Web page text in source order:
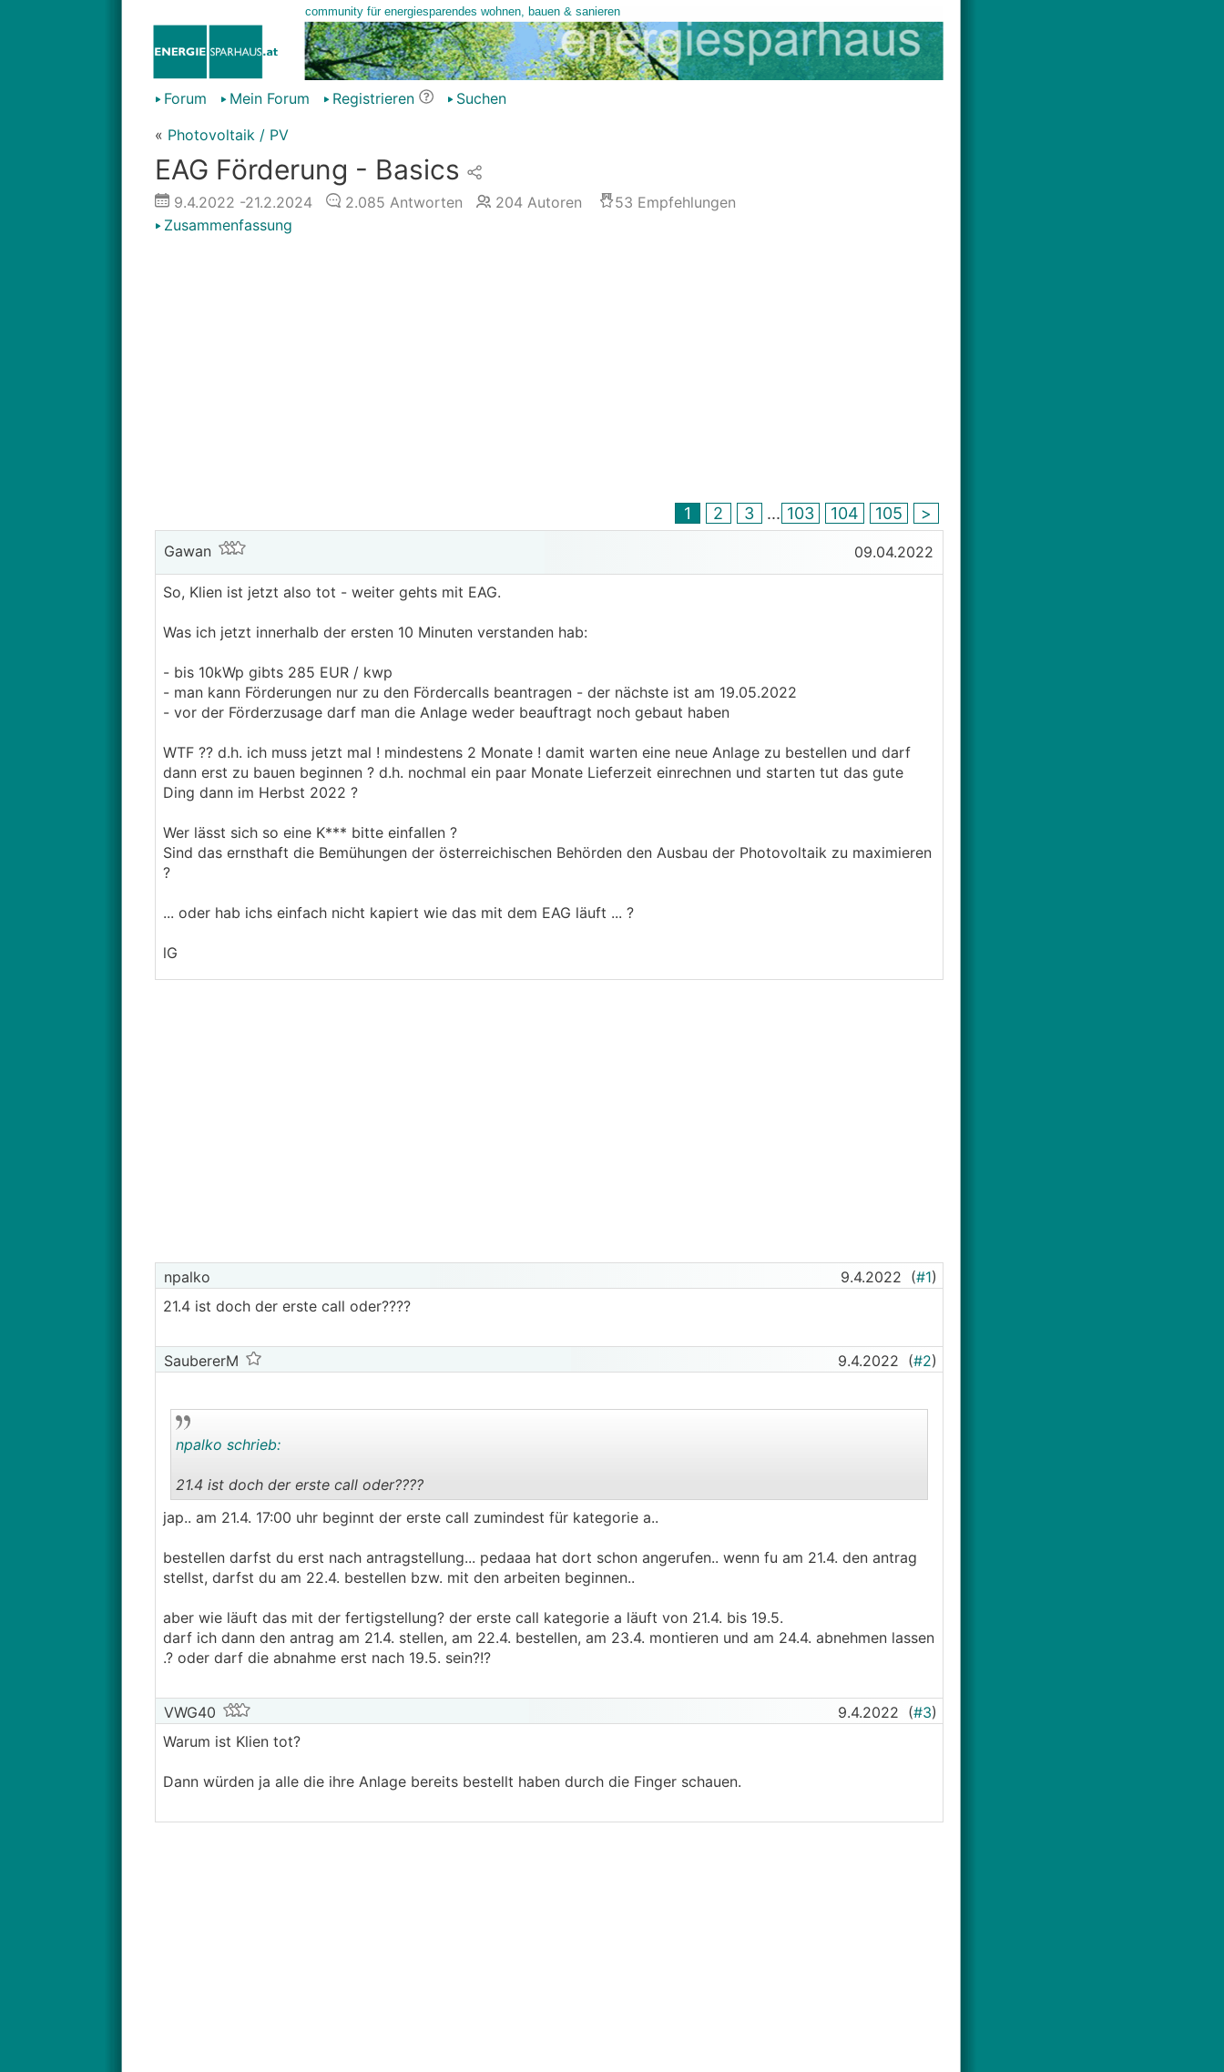
Forum Mein Forum Registrieren
Suchen
« Photovoltaik / PV
EAG Förderung - Basics
9.4.2022 -21.2.2024 2.085 Antworten 204Autoren 53 Empfehlungen
Zusammenfassung
1 2 3 ... 103 104 105 >
Gawan 09.04.2022
So, Klien ist jetzt also tot - weiter gehts mit EAG.
Was ich jetzt innerhalb der ersten 10 Minuten verstanden hab:
- bis 10kWp gibts 285 EUR / kwp
- man kann Förderungen nur zu den Fördercalls beantragen - der nächste ist am 19.05.2022
- vor der Förderzusage darf man die Anlage weder beauftragt noch gebaut haben
WTF ?? d.h. ich muss jetzt mal ! mindestens 2 Monate ! damit warten eine neue Anlage zu bestellen und darf
dann erst zu bauen beginnen ? d.h. nochmal ein paar Monate Lieferzeit einrechnen und starten tut das gute
Ding dann im Herbst 2022 ?
Wer lässt sich so eine K*** bitte einfallen ?
Sind das ernsthaft die Bemühungen der österreichischen Behörden den Ausbau der Photovoltaik zu maximieren
?
... oder hab ichs einfach nicht kapiert wie das mit dem EAG läuft ... ?
lG
npalko 9.4.2022 (#1)
21.4 ist doch der erste call oder????
SaubererM 9.4.2022 (#2)
..
npalko schrieb:
21.4 ist doch der erste call oder????
jap.. am 21.4. 17:00 uhr beginnt der erste call zumindest für kategorie a..
bestellen darfst du erst nach antragstellung... pedaaa hat dort schon angerufen.. wenn fu am 21.4. den antrag
stellst, darfst du am 22.4. bestellen bzw. mit den arbeiten beginnen..
aber wie läuft das mit der fertigstellung? der erste call kategorie a läuft von 21.4. bis 19.5.
darf ich dann den antrag am 21.4. stellen, am 22.4. bestellen, am 23.4. montieren und am 24.4. abnehmen lassen
.? oder darf die abnahme erst nach 19.5. sein?!?
VWG40 9.4.2022 (#3)
Warum ist Klien tot?
Dann würden ja alle die ihre Anlage bereits bestellt haben durch die Finger schauen.